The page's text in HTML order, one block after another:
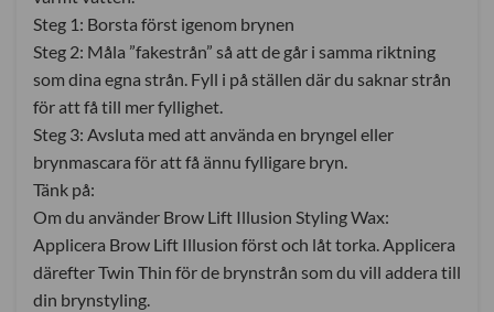
Steg 1: Borsta först igenom brynen
Steg 2: Måla ”fakestrån” så att de går i samma riktning
som dina egna strån. Fyll i på ställen där du saknar strån
för att få till mer fyllighet.
Steg 3: Avsluta med att använda en bryngel eller
brynmascara för att få ännu fylligare bryn.
Tänk på:
Om du använder Brow Lift Illusion Styling Wax:
Applicera Brow Lift Illusion först och låt torka. Applicera
därefter Twin Thin för de brynstrån som du vill addera till
din brynstyling.